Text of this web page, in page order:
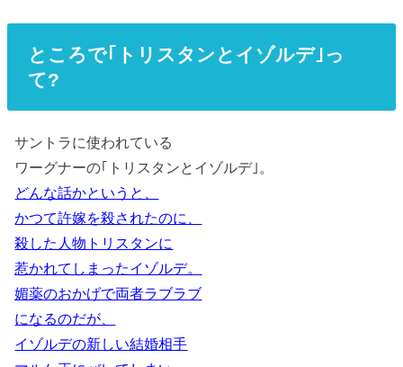
ところで｢トリスタンとイゾルデ｣っ
て?
サントラに使われている
ワーグナーの｢トリスタンとイゾルデ｣。
どんな話かというと、
かつて許嫁を殺されたのに、
殺した人物トリスタンに
惹かれてしまったイゾルデ。
媚薬のおかげで両者ラブラブ
になるのだが、
イゾルデの新しい結婚相手